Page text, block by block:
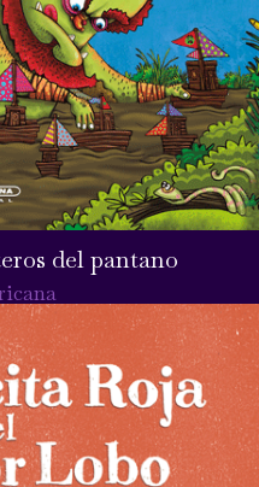
del pantano